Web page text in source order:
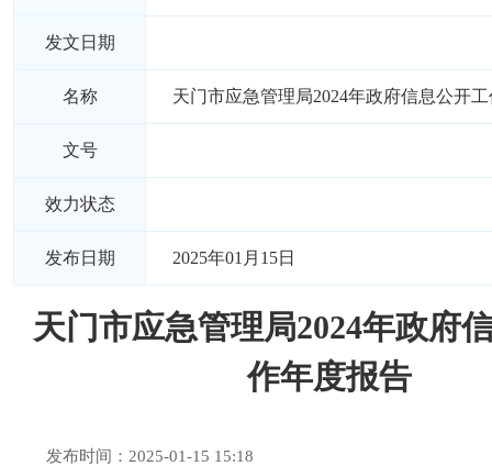
发文日期
名称 天门市应急管理局2024年政府信息公开
文号
效力状态
发布日期 2025年01月15日
天门市应急管理局2024年政府
作年度报告
发布时间：2025-01-15 15:18